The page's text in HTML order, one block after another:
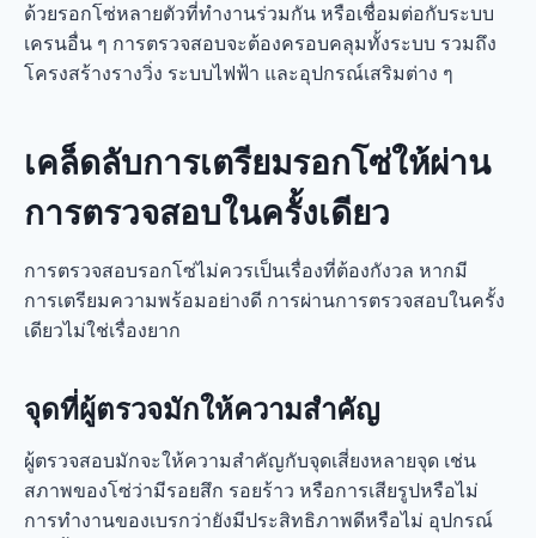
ด้วยรอกโซ่หลายตัวที่ทำงานร่วมกัน หรือเชื่อมต่อกับระบบ
เครนอื่น ๆ การตรวจสอบจะต้องครอบคลุมทั้งระบบ รวมถึง
โครงสร้างรางวิ่ง ระบบไฟฟ้า และอุปกรณ์เสริมต่าง ๆ
เคล็ดลับการเตรียมรอกโซ่ให้ผ่าน
การตรวจสอบในครั้งเดียว
การตรวจสอบรอกโซ่ไม่ควรเป็นเรื่องที่ต้องกังวล หากมี
การเตรียมความพร้อมอย่างดี การผ่านการตรวจสอบในครั้ง
เดียวไม่ใช่เรื่องยาก
จุดที่ผู้ตรวจมักให้ความสำคัญ
ผู้ตรวจสอบมักจะให้ความสำคัญกับจุดเสี่ยงหลายจุด เช่น
สภาพของโซ่ว่ามีรอยสึก รอยร้าว หรือการเสียรูปหรือไม่
การทำงานของเบรกว่ายังมีประสิทธิภาพดีหรือไม่ อุปกรณ์